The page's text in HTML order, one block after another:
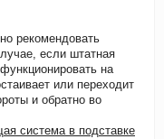
рекомендовать
если штатная
на
или переходит
и обратно во
система в подставке